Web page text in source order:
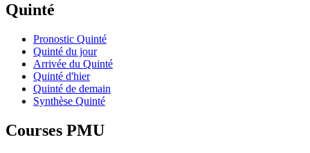
Quinté
Pronostic Quinté
Quinté du jour
Arrivée du Quinté
Quinté d'hier
Quinté de demain
Synthèse Quinté
Courses PMU